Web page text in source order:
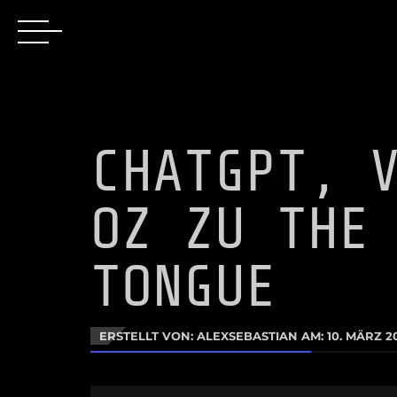
CHATGPT,
OZ ZU THE
TONGUE
ERSTELLT VON: ALEXSEBASTIAN AM: 10. MÄRZ